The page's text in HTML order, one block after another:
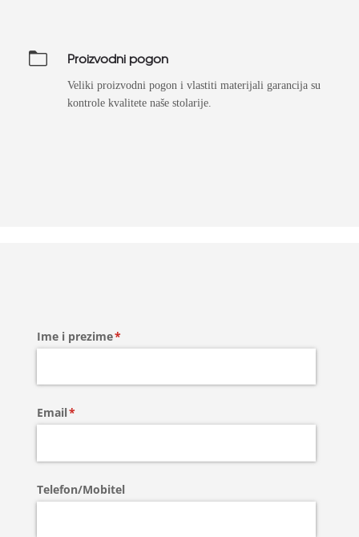
Proizvodni pogon
Veliki proizvodni pogon i vlastiti materijali garancija su
kontrole kvalitete naše stolarije.
Ime i prezime*
(required)
Email*
(required)
Telefon/​Mobitel